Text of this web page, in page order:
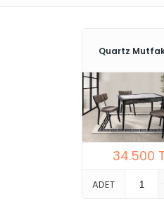
Quartz
34.500
ADET